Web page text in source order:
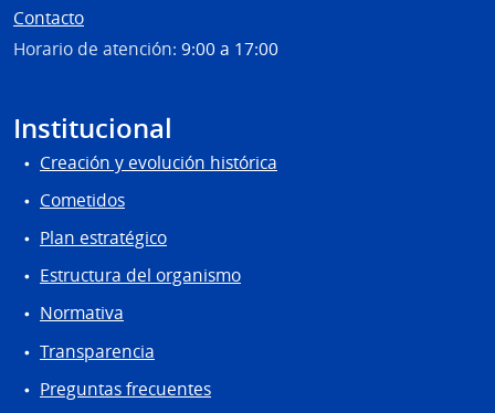
Contacto
Horario de atención: 9:00 a 17:00
Institucional
Creación y evolución histórica
Cometidos
Plan estratégico
Estructura del organismo
Normativa
Transparencia
Preguntas frecuentes